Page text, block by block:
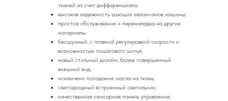
тканей за счет дифференциала;
высокая надежность шьющих механизмов машины;
простое обслуживание и переналадка на другие
материалы;
бесшумный, с плавной регулировкой скорости и
возможностью пошагового шитья;
новый стильный дизайн, более совершенный
внешний вид;
исключено попадание масла на ткань;
светодиодный встроенный светильник;
качественная сенсорная панель управления,